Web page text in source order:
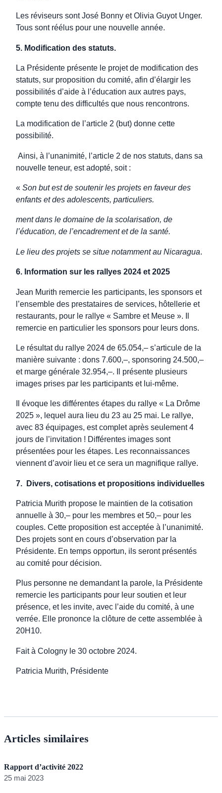
Les réviseurs sont José Bonny et Olivia Guyot Unger.
Tous sont réélus pour une nouvelle année.
5. Modification des statuts.
La Présidente présente le projet de modification des
statuts, sur proposition du comité, afin d’élargir les
possibilités d’aide à l’éducation aux autres pays,
compte tenu des difficultés que nous rencontrons.
La modification de l’article 2 (but) donne cette
possibilité.
Ainsi, à l’unanimité, l’article 2 de nos statuts, dans sa
nouvelle teneur, est adopté, soit :
« Son but est de soutenir les projets en faveur des
enfants et des adolescents, particuliers.
mentdans le domaine de la scolarisation, de
l’éducation, de l’encadrement et de la santé.
Le lieu des projets se situe notamment au Nicaragua.
6. Information sur les rallyes 2024 et 2025
Jean Murith remercie les participants, les sponsors et
l’ensemble des prestataires de services, hôtellerie et
restaurants, pour le rallye « Sambre et Meuse ». Il
remercie en particulier les sponsors pour leurs dons.
Le résultat du rallye 2024 de 65.054,– s’articule de la
manière suivante : dons 7.600,–, sponsoring 24.500,–
et marge générale 32.954,–. Il présente plusieurs
images prises par les participants et lui-même.
Il évoque les différentes étapes du rallye « La Drôme
2025 », lequel aura lieu du 23 au 25 mai. Le rallye,
avec 83 équipages, est complet après seulement 4
jours de l’invitation ! Différentes images sont
présentées pour les étapes. Les reconnaissances
viennent d’avoir lieu et ce sera un magnifique rallye.
7. Divers, cotisations et propositions individuelles
Patricia Murith propose le maintien de la cotisation
annuelle à 30,– pour les membres et 50,– pour les
couples. Cette proposition est acceptée à l’unanimité.
Des projets sont en cours d’observation par la
Présidente. En temps opportun, ils seront présentés
au comité pour décision.
Plus personne ne demandant la parole, la Présidente
remercie les participants pour leur soutien et leur
présence, et les invite, avec l’aide du comité, à une
verrée. Elle prononce la clôture de cette assemblée à
20H10.
Fait à Cologny le 30 octobre 2024.
Patricia Murith, Présidente
Articles similaires
Rapport d’activité 2022
25 mai 2023